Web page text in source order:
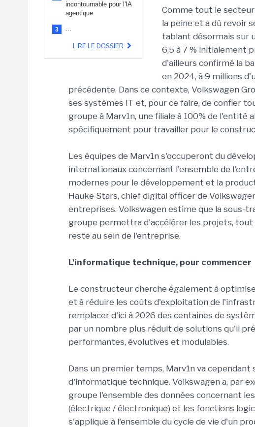
incontournable pour l'IA
agentique
3 ...
LIRE LE DOSSIER
Comme tout le
la peine et a dû revoir
tablant désormais sur
6,5 à 7 % initialement
d'ailleurs confirmé la
en 2024, à 9 millions
précédente. Dans ce contexte, Volkswagen
ses systèmes IT et, pour ce faire, de confier
groupe à Marv1n, une filiale à 100% de l'entité
spécifiquement pour travailler pour le
Les équipes de Marv1n s'occuperont du
internationaux concernant l'ensemble de
modernes pour le développement et la
Hauke Stars, chief digital officer de
entreprises. Volkswagen estime que la sous-
groupe permettra d'accélérer les projets, tout
reste au sein de l'entreprise.
L'informatique technique, pour commencer
Le constructeur cherche également à
et à réduire les coûts d'exploitation de
remplacer d'ici à 2026 des centaines de
par un nombre plus réduit de solutions qu'il
performantes, évolutives et modulables.
Dans un premier temps, Marv1n va
d'informatique technique. Volkswagen a, par
groupe l'ensemble des données concernant
(électrique / électronique) et les fonctions
s'applique à l'ensemble du cycle de vie d'un